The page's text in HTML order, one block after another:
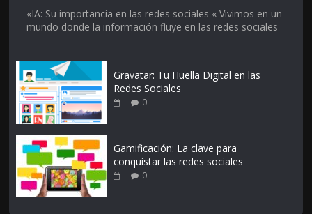
«IA: Su importancia en las redes sociales « Vivimos en un
mundo donde la información fluye en las redes sociales
Gravatar: Tu Huella Digital en las
Redes Sociales
0
Gamificación: La clave para
conquistar las redes sociales
0